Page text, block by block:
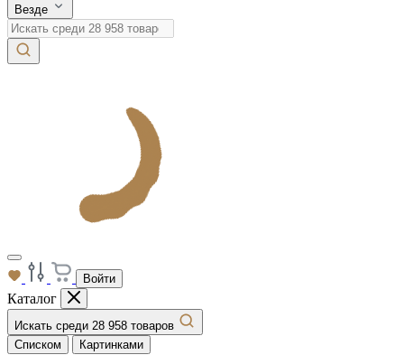
Везде
Войти
Каталог
Искать среди 28 958 товаров
Списком
Картинками